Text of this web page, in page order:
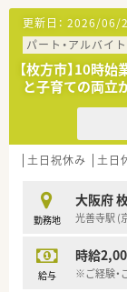
更新日： 2026/06/
パート・アルバイト
【枚方市】10時
と子育ての両立
土日祝休み 土日
勤務地
大阪府
光善寺駅 (
給与
時給
※ご経験・